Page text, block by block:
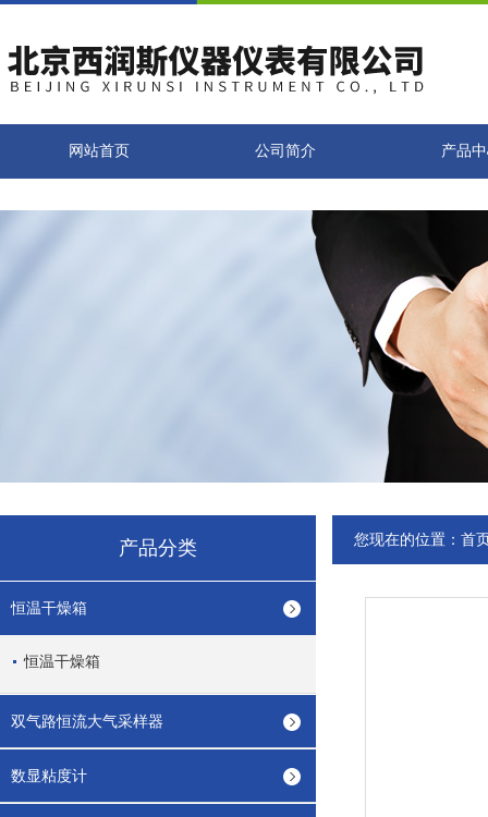
网站首页 公司简介 产品
产品分类
恒温干燥箱
恒温干燥箱
双气路恒流大气采样器
数显粘度计
您现在的位置： 首